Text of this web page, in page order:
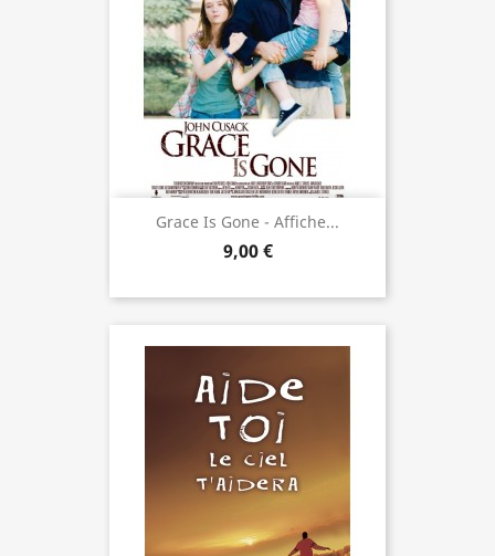
Grace Is Gone - Affiche...
9,00 €